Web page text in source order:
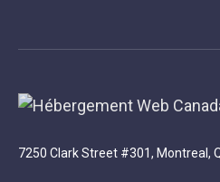
7250 Clark Street #301, Montreal,